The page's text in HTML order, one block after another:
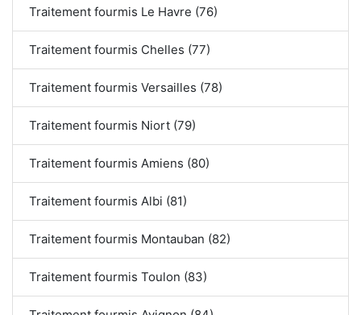
Traitement fourmis Le Havre (76)
Traitement fourmis Chelles (77)
Traitement fourmis Versailles (78)
Traitement fourmis Niort (79)
Traitement fourmis Amiens (80)
Traitement fourmis Albi (81)
Traitement fourmis Montauban (82)
Traitement fourmis Toulon (83)